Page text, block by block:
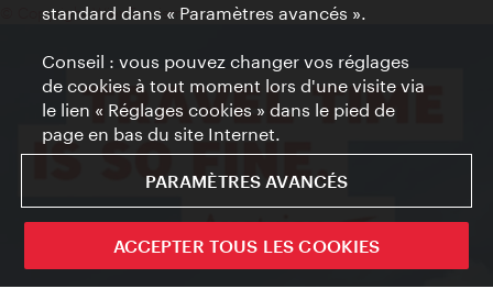
© Copyright WienTourismus
standard dans « Paramètres avancés ».
Conseil : vous pouvez changer vos réglages
de cookies à tout moment lors d'une visite via
le lien « Réglages cookies » dans le pied de
page en bas du site Internet.
PARAMÈTRES AVANCÉS
ACCEPTER TOUS LES COOKIES